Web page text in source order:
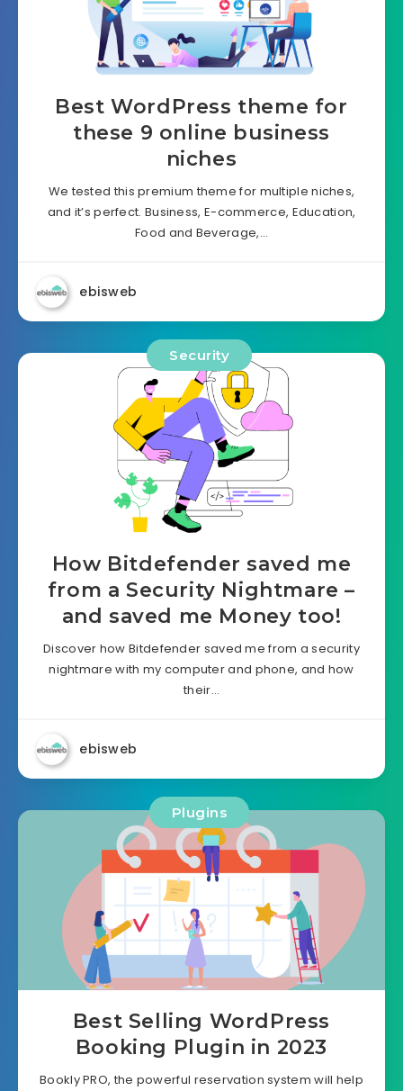
Best WordPress theme for
these 9 online business
niches
We tested this premium theme for multiple niches,
and it’s perfect. Business, E-commerce, Education,
Food and Beverage,…
ebisweb
Security
How Bitdefender saved me
from a Security Nightmare –
and saved me Money too!
Discover how Bitdefender saved me from a security
nightmare with my computer and phone, and how
their…
ebisweb
Plugins
Best Selling WordPress
Booking Plugin in 2023
Bookly PRO, the powerful reservation system will help